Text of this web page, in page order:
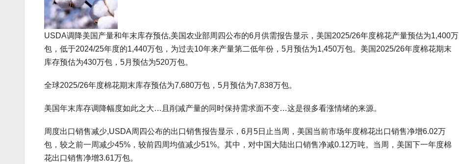
USDA调降美国产量和年末库存预估,美国农业部周四公布的6月供需报告显示，美国2025/26年度棉花产量预估为1,400万
包，低于2024/25年度的1,440万包，为过去10年来产量第二低年份，5月预估为1,450万包。美国2025/26年度棉花期末
库存预估为430万包，5月预估为520万包。
全球2025/26年度棉花期末库存预估为7,680万包，5月预估为7,838万包。
美国年末库存调降幅度如此之大…且削减产量的同时保持需求面不变…这是很多看涨情绪的来源。
周度出口销售减少,USDA周四公布的出口销售报告显示，6月5日止当周，美国当前市场年度棉花出口销售净增6.02万
包，较之前一周减少45%，较前四周均值减少51%。其中，对中国大陆出口销售净减0.12万吨。当周，美国下一年度棉
花出口销售净增3.61万包。